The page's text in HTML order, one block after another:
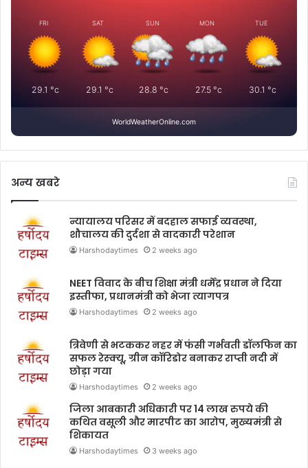
FRI
29.1 °c
SAT
29.1 °c
SUN
28.8 °c
MON
27.5°c
TUE
30.1 °c
WorldWeatherOnline.com
अन्य खबरे
न्यायालय परिसर में बदहाल सफाई व्यवस्था,
शौचालय की दुर्दशा से वादकारी परेशान
Harshodaytimes 2 weeks ago
NEET विवाद के बीच शिक्षा मंत्री धर्मेंद्र प्रधान ने दिया
इस्तीफा, प्रधानमंत्री को भेजा त्यागपत्र
Harshodaytimes 2 weeks ago
त्रिवेणी से भटककर नहर में फंसी गर्भवती डॉलफिन का
सफल रेस्क्यू, ग्रीन कॉरिडोर बनाकर राप्ती नदी में
छोड़ा गया
Harshodaytimes 2 weeks ago
जिला आबकारी अधिकारी पर 14 लाख रुपये की
कथित वसूली और मारपीट का आरोप, मुख्यमंत्री से
शिकायत
Harshodaytimes 3 weeks ago